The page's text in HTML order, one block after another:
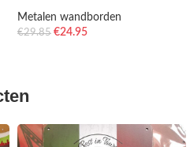
Metalen wandborden
€29.85 €24.95